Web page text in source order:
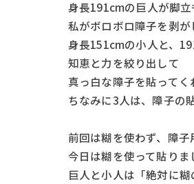
身長191cmの巨人が脚
私がボロボロ障子を剥
身長151cmの小人と、
知恵と力を絞り出して
真っ白な障子を貼ってく
ちなみに3人は、障子の
前回は糊を使わず、障
今日は糊を使って貼りま
巨人と小人は「絶対に